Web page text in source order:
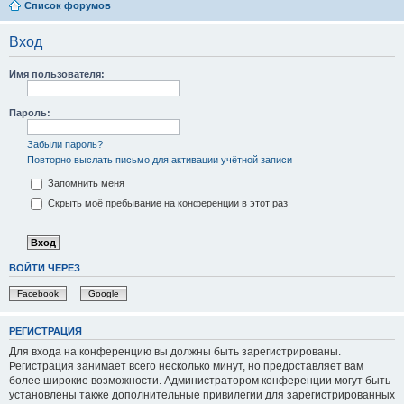
Список форумов
Вход
Имя пользователя:
Пароль:
Забыли пароль?
Повторно выслать письмо для активации учётной записи
Запомнить меня
Скрыть моё пребывание на конференции в этот раз
ВОЙТИ ЧЕРЕЗ
Facebook Google
РЕГИСТРАЦИЯ
Для входа на конференцию вы должны быть зарегистрированы.
Регистрация занимает всего несколько минут, но предоставляет вам
более широкие возможности. Администратором конференции могут быть
установлены также дополнительные привилегии для зарегистрированных